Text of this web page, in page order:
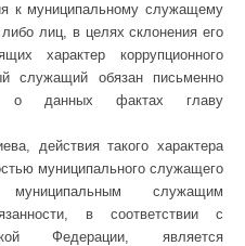
к муниципальному служащему
лиц, в целях склонения его
характер коррупционного
служащий обязан письменно
о данных фактах главу
действия такого характера
муниципального служащего
служащим
в соответствии с
Федерации, является